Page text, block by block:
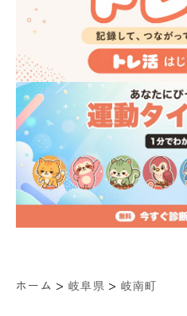
ホーム > 岐阜県 > 岐南町